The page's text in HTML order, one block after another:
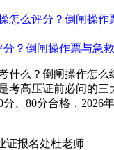
？倒闸操作票与急
什么？倒闸操作怎么
高压证前必问的三
、80分合格，2026
证报名处杜老师